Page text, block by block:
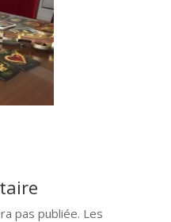
pas publiée. Les